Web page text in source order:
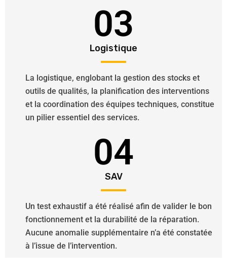
03
Logistique
La logistique, englobant la gestion des stocks et
outils de qualités, la planification des interventions
et la coordination des équipes techniques, constitue
un pilier essentiel des services.
04
SAV
Un test exhaustif a été réalisé afin de valider le bon
fonctionnement et la durabilité de la réparation.
Aucune anomalie supplémentaire n’a été constatée
à l’issue de l’intervention.